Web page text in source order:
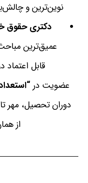
نوین‌ترین و
دکتری
عمیق‌ترین
قابل
عضویت در
دوران تحصیل، مهر
از